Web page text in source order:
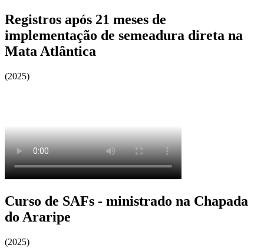
Registros após 21 meses de
implementação de semeadura direta na
Mata Atlântica
(2025)
Curso de SAFs - ministrado na Chapada
do Araripe
(2025)